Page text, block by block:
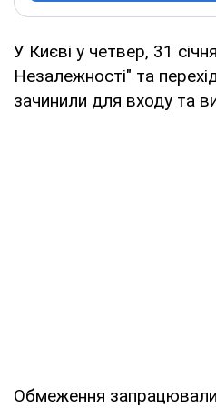
У Києві у четвер, 31
Незалежності" та
зачинили для входу та
Обмеження